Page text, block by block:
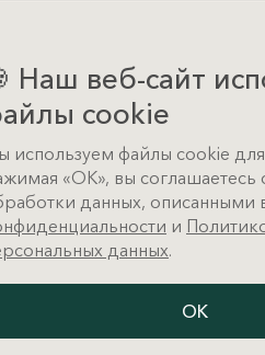
Офис
д. Тимошкино,
Архитектора
Кристал Истра)
Наш веб-сайт
cookie
используем файлы cookie для
«ОК», вы соглашаетесь
данных, описанными
и
данных.
ОК